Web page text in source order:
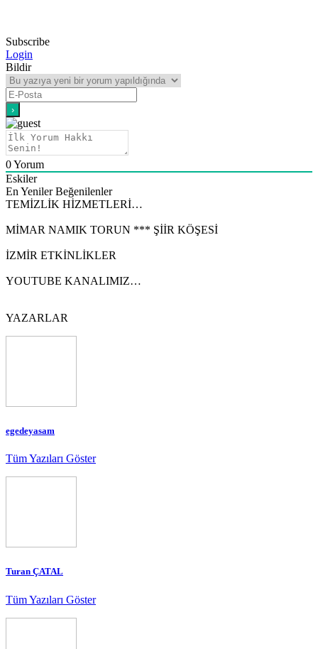
Subscribe
Login
Bildir
0Yorum
Eskiler
En Yeniler Beğenilenler
TEMİZLİK HİZMETLERİ…
MİMAR NAMIK TORUN *** ŞİİR KÖŞESİ
İZMİR ETKİNLİKLER
YOUTUBE KANALIMIZ…
YAZARLAR
egedeyasam
Tüm Yazıları Göster
Turan ÇATAL
Tüm Yazıları Göster